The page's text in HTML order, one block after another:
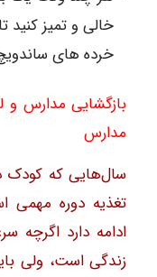
خالی و تمیز کنید
خرده های
بازگشایی مدارس و
مدارس
سال‌هایی که کودک
تغذیه دوره مهمی
ادامه دارد اگرچه
زندگی است، ولی